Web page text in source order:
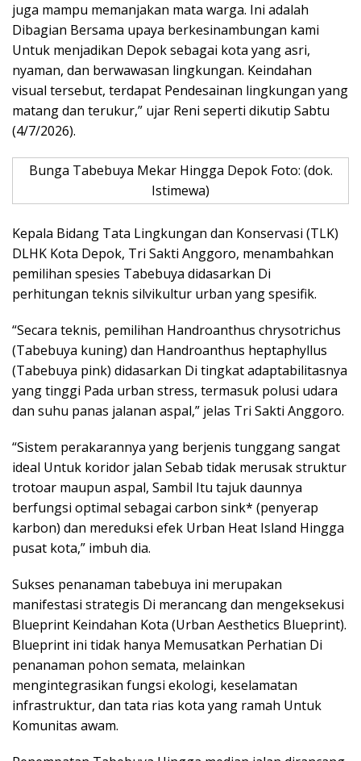
juga mampu memanjakan mata warga. Ini adalah
Dibagian Bersama upaya berkesinambungan kami
Untuk menjadikan Depok sebagai kota yang asri,
nyaman, dan berwawasan lingkungan. Keindahan
visual tersebut, terdapat Pendesainan lingkungan yang
matang dan terukur,” ujar Reni seperti dikutip Sabtu
(4/7/2026).
Bunga Tabebuya Mekar Hingga Depok Foto: (dok.
Istimewa)
Kepala Bidang Tata Lingkungan dan Konservasi (TLK)
DLHK Kota Depok, Tri Sakti Anggoro, menambahkan
pemilihan spesies Tabebuya didasarkan Di
perhitungan teknis silvikultur urban yang spesifik.
“Secara teknis, pemilihan Handroanthus chrysotrichus
(Tabebuya kuning) dan Handroanthus heptaphyllus
(Tabebuya pink) didasarkan Di tingkat adaptabilitasnya
yang tinggi Pada urban stress, termasuk polusi udara
dan suhu panas jalanan aspal,” jelas Tri Sakti Anggoro.
“Sistem perakarannya yang berjenis tunggang sangat
ideal Untuk koridor jalan Sebab tidak merusak struktur
trotoar maupun aspal, Sambil Itu tajuk daunnya
berfungsi optimal sebagai carbon sink* (penyerap
karbon) dan mereduksi efek Urban Heat Island Hingga
pusat kota,” imbuh dia.
Sukses penanaman tabebuya ini merupakan
manifestasi strategis Di merancang dan mengeksekusi
Blueprint Keindahan Kota (Urban Aesthetics Blueprint).
Blueprint ini tidak hanya Memusatkan Perhatian Di
penanaman pohon semata, melainkan
mengintegrasikan fungsi ekologi, keselamatan
infrastruktur, dan tata rias kota yang ramah Untuk
Komunitas awam.